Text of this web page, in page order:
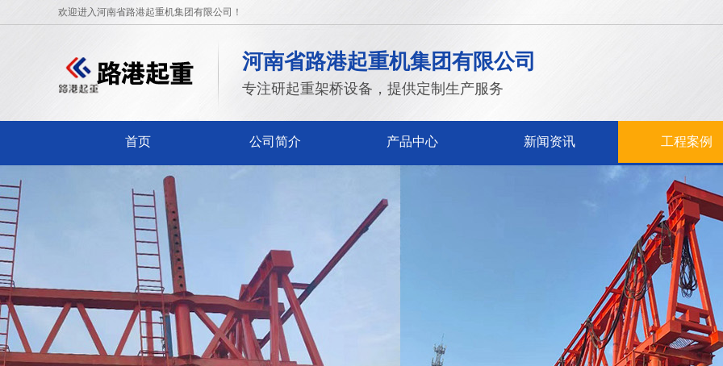
欢迎进入河南省路港起重机集团有限公司！
河南省路港起重机集团有限公司
专注研起重架桥设备，提供定制生产服务
首页 公司简介 产品中心 新闻资讯 工程案例